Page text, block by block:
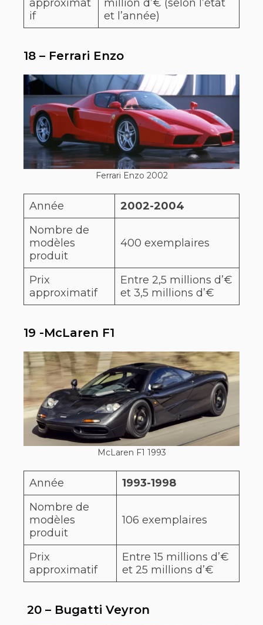
approximat
if
million d’€ (selon l’état
et l’année)
18 – Ferrari Enzo
Ferrari Enzo 2002
Année
2002-2004
Nombre de
modèles
produit
400 exemplaires
Prix
approximatif
Entre 2,5 millions d’€
et 3,5 millions d’€
19 -McLaren F1
McLaren F1 1993
Année
1993-1998
Nombre de
modèles
produit
106 exemplaires
Prix
approximatif
Entre 15 millions d’€
et 25 millions d’€
20 – Bugatti Veyron